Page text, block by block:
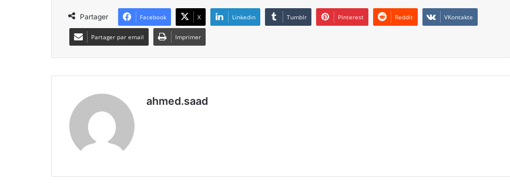
Partager Facebook X Linkedin Tumblr Pinterest Reddit VKontakte
Partager par email Imprimer
ahmed.saad